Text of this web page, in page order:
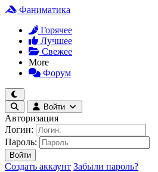
Фаниматика
Горячее
Лучшее
Свежее
More
Форум
Войти
Авторизация
Логин:
Пароль:
Войти
Создать аккаунт Забыли пароль?